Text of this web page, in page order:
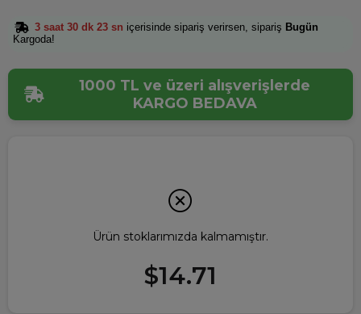
3 saat 30 dk 23 sn içerisinde sipariş verirsen, sipariş Bugün
Kargoda!
1000 TL ve üzeri alışverişlerde
KARGO BEDAVA
Ürün stoklarımızda kalmamıştır.
$14.71